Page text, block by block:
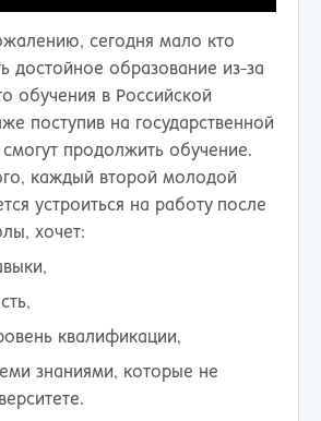
сегодня мало кто
достойное образование из-за
обучения в Российской
поступив на государственной
продолжить обучение.
каждый второй молодой
устроиться на работу после
хочет:
квалификации,
знаниями, которые не